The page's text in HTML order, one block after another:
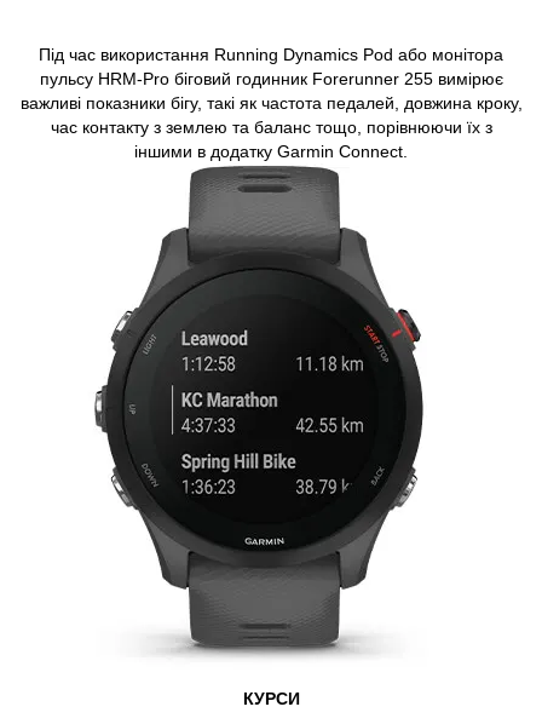
Під час використання Running Dynamics Pod або монітора
пульсу HRM-Pro біговий годинник Forerunner 255 вимірює
важливі показники бігу, такі як частота педалей, довжина кроку,
час контакту з землею та баланс тощо, порівнюючи їх з
іншими в додатку Garmin Connect.
КУРСИ